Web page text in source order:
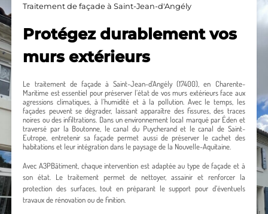
Traitement de façade à Saint-Jean-d'Angély
Protégez durablement vos
murs extérieurs
Le traitement de façade à Saint-Jean-d’Angély (17400), en Charente-
Maritime est essentiel pour préserver l’état de vos murs extérieurs face aux
agressions climatiques, à l’humidité et à la pollution. Avec le temps, les
façades peuvent se dégrader, laissant apparaître des fissures, des traces
noires ou des infiltrations. Dans un environnement local marqué par Éden et
traversé par la Boutonne, le canal du Puycherand et le canal de Saint-
Eutrope, entretenir sa façade permet aussi de préserver le cachet des
habitations et leur intégration dans le paysage de la Nouvelle-Aquitaine.
Avec A3PBâtiment, chaque intervention est adaptée au type de façade et à
son état. Le traitement permet de nettoyer, assainir et renforcer la
protection des surfaces, tout en préparant le support pour d’éventuels
travaux de rénovation ou de finition.